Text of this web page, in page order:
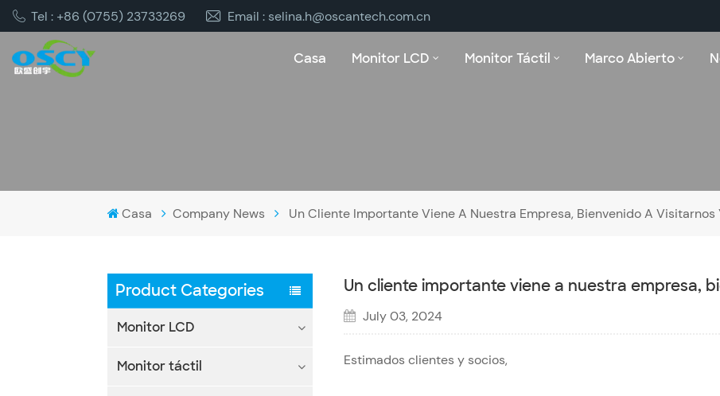
Tel : +86 (0755) 23733269 Email : selina.h@oscantech.com.cn
Casa Monitor LCD Monitor Táctil Marco Abierto
Casa Company News Un Cliente Importante Viene A Nuestra Empresa, Bienvenido A Visitarnos
Product Categories
Monitor LCD
Monitor táctil
Un cliente importante viene a nuestra empresa,
July 03, 2024
Estimados clientes y socios,